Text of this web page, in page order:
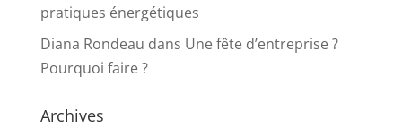
pratiques énergétiques
Diana Rondeau dans Une fête d’entreprise ?
Pourquoi faire ?
Archives